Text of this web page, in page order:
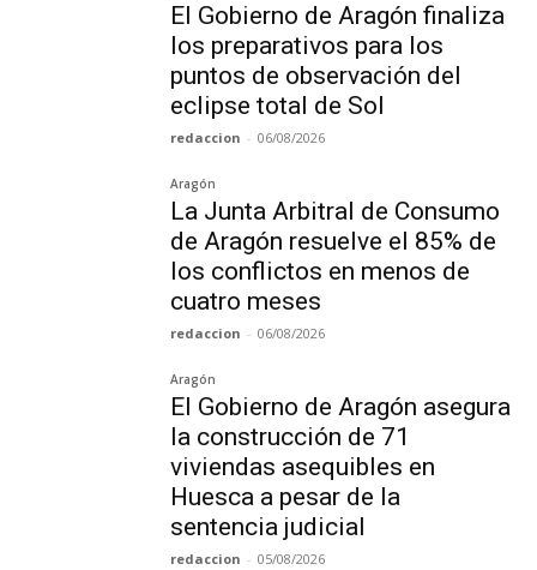
El Gobierno de Aragón finaliza
los preparativos para los
puntos de observación del
eclipse total de Sol
redaccion - 06/08/2026
Aragón
La Junta Arbitral de Consumo
de Aragón resuelve el 85% de
los conflictos en menos de
cuatro meses
redaccion - 06/08/2026
Aragón
El Gobierno de Aragón asegura
la construcción de 71
viviendas asequibles en
Huesca a pesar de la
sentencia judicial
redaccion - 05/08/2026